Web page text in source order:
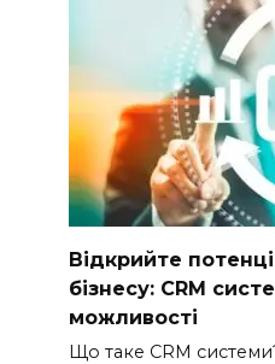
Відкрийте
бізнесу: CRM
можливості
Що таке CRM